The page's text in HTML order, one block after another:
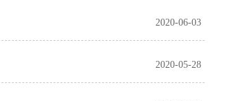
2020-06-03
2020-05-28